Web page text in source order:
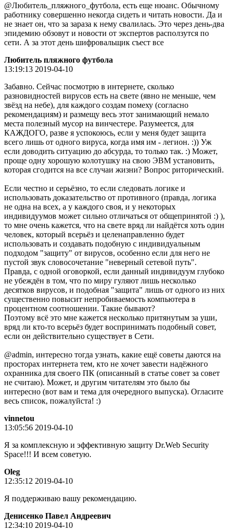
@Любитель_пляжного_футбола, есть еще нюанс. Обычному
работнику совершенно некогда сидеть и читать новости. Да и
не знает он, что за зараза к нему свалилась. Это через день-два
эпидемию обзовут и новости от экспертов расползутся по
сети. А за этот день шифровальщик съест все
Любитель пляжного футбола
13:19:13 2019-04-10
Забавно. Сейчас посмотрю в интернете, сколько
разновидностей вирусов есть на свете (явно не меньше, чем
звёзд на небе), для каждого создам помеху (согласно
рекомендациям) и размещу весь этот занимающий немало
места полезный мусор на винчестере. Разумеется, для
КАЖДОГО, разве я успокоюсь, если у меня будет защита
всего лишь от одного вируса, когда имя им - легион. :)) Уж
если доводить ситуацию до абсурда, то только так. :) Может,
проще одну хорошую колотушку на свою ЭВМ установить,
которая сгодится на все случаи жизни? Вопрос риторический.
Если честно и серьёзно, то если следовать логике и
использовать доказательство от противного (правда, логика
не одна на всех, а у каждого своя, и у некоторых
индивидуумов может сильно отличаться от общепринятой :) ),
то мне очень кажется, что на свете вряд ли найдётся хоть один
человек, который всерьёз и целенаправленно будет
использовать и создавать подобную с индивидуальным
подходом "защиту" от вирусов, особенно если для него не
пустой звук словосочетание "неверный сетевой путь".
Правда, с одной оговоркой, если данный индивидуум глубоко
не убеждён в том, что по миру гуляют лишь несколько
десятков вирусов, и подобная "защита" лишь от одного из них
существенно повысит непробиваемость компьютера в
процентном соотношении. Такие бывают?
Поэтому всё это мне кажется несколько притянутым за уши,
вряд ли кто-то всерьёз будет воспринимать подобный совет,
если он действительно существует в Сети.
@admin, интересно тогда узнать, какие ещё советы даются на
просторах интернета тем, кто не хочет завести надёжного
охранника для своего ПК (описанный в статье совет за совет
не считаю). Может, и другим читателям это было бы
интересно (вот вам и тема для очередного выпуска). Огласите
весь список, пожалуйста! :)
vinnetou
13:05:56 2019-04-10
Я за комплексную и эффективную защиту Dr.Web Security
Space!!! И всем советую.
Oleg
12:35:12 2019-04-10
Я поддерживаю вашу рекомендацию.
Денисенко Павел Андреевич
12:34:10 2019-04-10